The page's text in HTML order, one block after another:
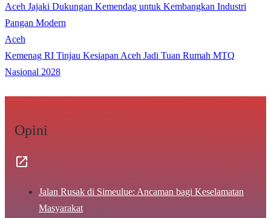
Aceh Jajaki Dukungan Kemendag untuk Kembangkan Industri
Pangan Modern
Aceh
Kemenag RI Tinjau Kesiapan Aceh Jadi Tuan Rumah MTQ
Nasional 2028
Opini
Jalan Rusak di Simeulue: Ancaman bagi Keselamatan
Masyarakat